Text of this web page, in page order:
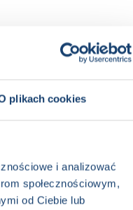
plikach cookies
i analizować
społecznościowym,
od Ciebie lub